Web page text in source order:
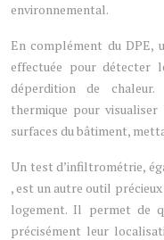
environnemental.
En complément du DPE,
effectuée pour détecter
déperdition de
thermique pour
surfaces du bâtiment,
Un test d’infiltrométrie,
, est un autre outil
logement. Il permet de
précisément leur